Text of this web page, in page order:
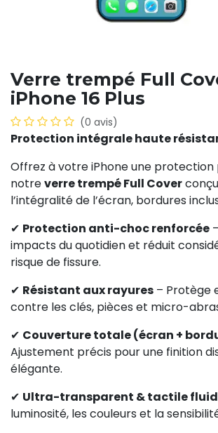
Verre trempé Full
iPhone 16 Plus
(0 avis)
Protection intégrale haute
Offrez à votre iPhone une
notreverre trempé Full Cover
l’intégralité de l’écran, bordures
✔ Protection anti-choc renforcée
impacts du quotidien et réduit
risque de fissure.
✔ Résistant aux rayures – Protège
contre les clés, pièces et micro-
✔ Couverture totale (écran +
Ajustement précis pour une finition
élégante.
✔ Ultra-transparent & tactile
luminosité, les couleurs et la